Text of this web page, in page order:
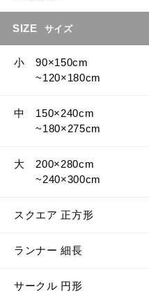
SIZE サイズ
小 90×150cm
~120×180cm
中 150×240cm
~180×275cm
大 200×280cm
~240×300cm
スクエア 正方形
ランナー 細長
サークル 円形